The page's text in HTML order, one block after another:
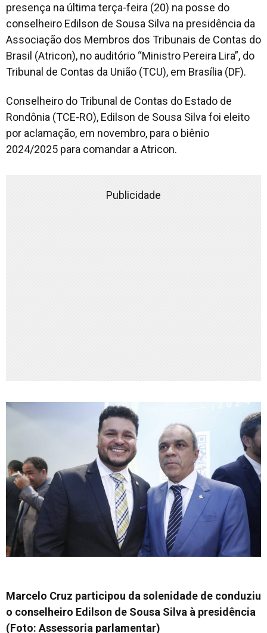
presença na última terça-feira (20) na posse do
conselheiro Edilson de Sousa Silva na presidência da
Associação dos Membros dos Tribunais de Contas do
Brasil (Atricon), no auditório “Ministro Pereira Lira”, do
Tribunal de Contas da União (TCU), em Brasília (DF).
Conselheiro do Tribunal de Contas do Estado de
Rondônia (TCE-RO), Edilson de Sousa Silva foi eleito
por aclamação, em novembro, para o biênio
2024/2025 para comandar a Atricon.
Publicidade
Marcelo Cruz participou da solenidade de conduziu
o conselheiro Edilson de Sousa Silva à presidência
(Foto: Assessoria parlamentar)